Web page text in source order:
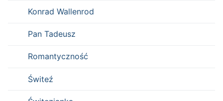
Konrad Wallenrod
Pan Tadeusz
Romantyczność
Świteź